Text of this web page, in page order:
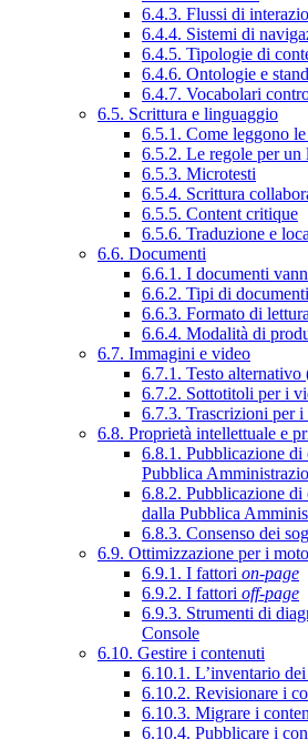
6.4.3. Flussi di
6.4.4. Sistemi di
6.4.5. Tipologie di
6.4.6. Ontologie e
6.4.7. Vocabolari
6.5. Scrittura e linguaggio
6.5.1. Come leggono
6.5.2. Le regole per un
6.5.3. Microtesti
6.5.4. Scrittura
6.5.5. Content critique
6.5.6. Traduzione e
6.6. Documenti
6.6.1. I documenti
6.6.2. Tipi di documenti
6.6.3. Formato di
6.6.4. Modalità di
6.7. Immagini e video
6.7.1. Testo
6.7.2. Sottotitoli per i
6.7.3. Trascrizioni per i
6.8. Proprietà intellettuale e
6.8.1. Pubblicazione
Pubblica
6.8.2. Pubblicazione
dalla Pubblica
6.8.3. Consenso dei
6.9. Ottimizzazione per i
6.9.1. I fattori on-page
6.9.2. I fattori off-page
6.9.3. Strumenti di
Console
6.10. Gestire i contenuti
6.10.1. L’inventario
6.10.2. Revisionare i
6.10.3. Migrare i
6.10.4. Pubblicare i